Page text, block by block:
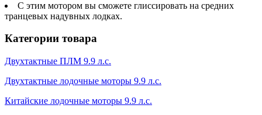
С этим мотором вы сможете глиссировать на средних
транцевых надувных лодках.
Категории товара
Двухтактные ПЛМ 9.9 л.с.
Двухтактные лодочные моторы 9.9 л.с.
Китайские лодочные моторы 9.9 л.с.